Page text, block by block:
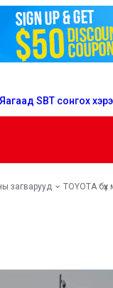
Яагаад SBT сонгох
загварууд TOYOTA